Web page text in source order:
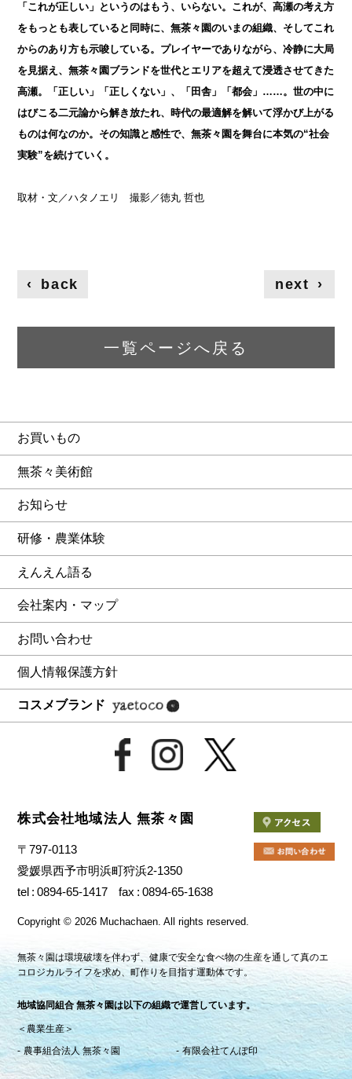
「これが正しい」というのはもう、いらない。これが、高瀬の考え方
をもっとも表していると同時に、無茶々園のいまの組織、そしてこれ
からのあり方も示唆している。プレイヤーでありながら、冷静に大局
を見据え、無茶々園ブランドを世代とエリアを超えて浸透させてきた
高瀬。「正しい」「正しくない」、「田舎」「都会」……。世の中に
はびこる二元論から解き放たれ、時代の最適解を解いて浮かび上がる
ものは何なのか。その知識と感性で、無茶々園を舞台に本気の“社会
実験”を続けていく。
取材・文／ハタノエリ 撮影／徳丸 哲也
‹ back next ›
一覧ページへ戻る
お買いもの
無茶々美術館
お知らせ
研修・農業体験
えんえん語る
会社案内・マップ
お問い合わせ
個人情報保護方針
コスメブランド
株式会社地域法人 無茶々園
〒797-0113
愛媛県西予市明浜町狩浜2-1350
tel
0894-65-1417 fax 0894-65-1638
Copyright© 2026 Muchachaen.All rights reserved.
無茶々園は環境破壊を伴わず、健康で安全な食べ物の生産を通して真のエ
コロジカルライフを求め、町作りを目指す運動体です。
地域協同組合 無茶々園は以下の組織で運営しています。
＜農業生産＞
農事組合法人 無茶々園
有限会社てんぽ印